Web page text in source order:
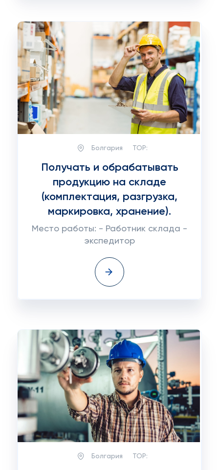
Болгария TOP:
Получать и обрабатывать
продукцию на складе
(комплектация, разгрузка,
маркировка, хранение).
Место работы: - Работник склада -
экспедитор
Болгария TOP: